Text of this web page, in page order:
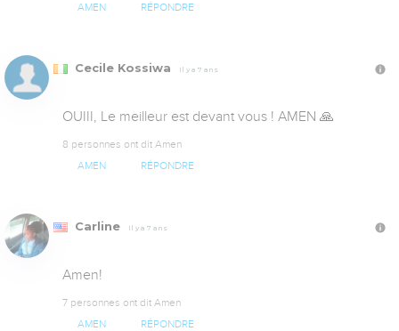
AMEN RÉPONDRE
Cecile Kossiwa Il y a 7 ans
OUIII, Le meilleur est devant vous ! AMEN 🙏
8 personnes ont dit Amen
AMEN RÉPONDRE
Carline Il y a 7 ans
Amen!
7 personnes ont dit Amen
AMEN RÉPONDRE